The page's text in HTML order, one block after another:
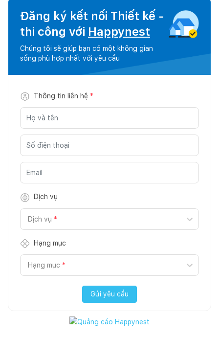
Đăng ký kết nối Thiết kế -
thi công với Happynest
Chúng tôi sẽ giúp bạn có một không gian
sống phù hợp nhất với yêu cầu
Thông tin liên hệ *
Dịch vụ
Dịch vụ *
Hạng mục
Hạng mục *
Gửi yêu cầu